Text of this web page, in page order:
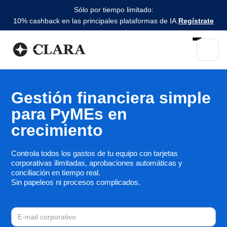
Sólo por tiempo limitado:
10% cashback en las principales plataformas de IA. Regístrate
Gestión financiera simple
para PyMEs en
crecimiento
Controla todos los gastos de tu equipo con tarjetas
corporativas ilimitadas, aprobaciones automáticas y
conciliación en tiempo real.
Sin papeleos ni procesos complicados.